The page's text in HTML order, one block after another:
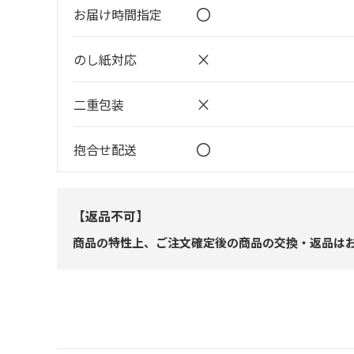
お届け時間指定 〇
のし紙対応 ×
二重包装 ×
抱合せ配送 〇
【返品不可】
商品の特性上、ご注文確定後の商品の交換・返品は